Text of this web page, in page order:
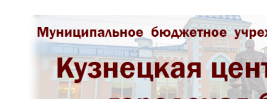
Перейти к содержимому